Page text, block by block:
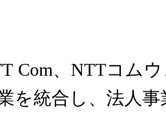
Com、NTTコム
を統合し、法人